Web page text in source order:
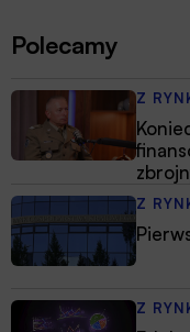
Polecamy
Z
Z
Z